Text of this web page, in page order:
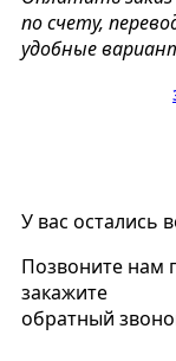
по счету,
удобные
У вас остались
Позвоните нам
закажите
обратный